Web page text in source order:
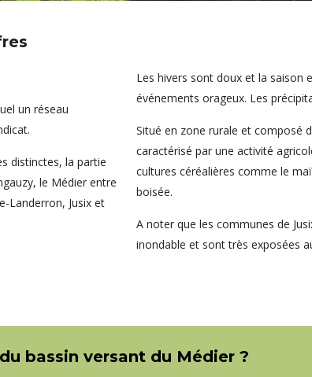
un réseau
distinctes, la partie
le Médier entre
Landerron, Jusix et
Les hivers sont doux et la saison
événements orageux. Les
Situé en zone rurale et composé
caractérisé par une activité
cultures céréalières comme le
boisée.
A noter que les communes de
inondable et sont très exposées
bassin versant du Médier ?